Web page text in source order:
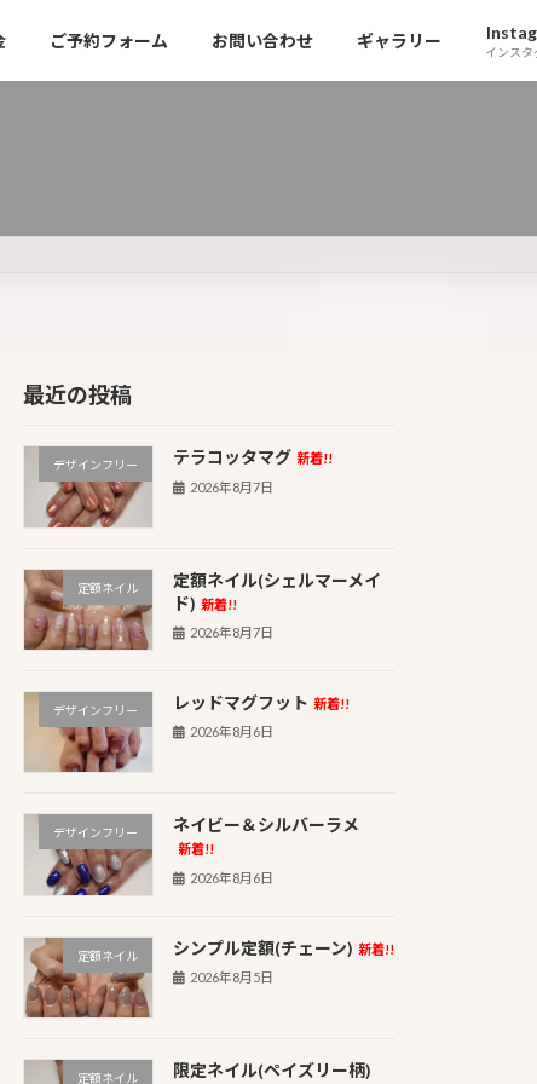
ご予約フォーム お問い合わせ ギャラリー
インスタ
最近の投稿
デザインフリー テラコッタマグ 新着!!
2026年8月7日
定額ネイル
定額ネイル(シェルマーメイ
ド) 新着!!
2026年8月7日
デザインフリー レッドマグフット 新着!!
2026年8月6日
デザインフリー ネイビー＆シルバーラメ
新着!!
2026年8月6日
定額ネイル シンプル定額(チェーン) 新着!!
2026年8月5日
定額ネイル 限定ネイル(ペイズリー柄)